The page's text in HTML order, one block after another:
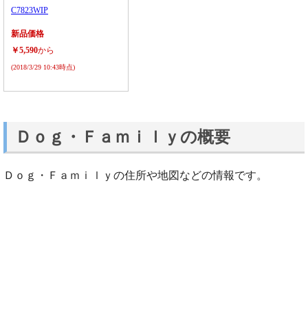
C7823WIP
新品価格
￥5,590から
(2018/3/29 10:43時点)
Ｄｏｇ・Ｆａｍｉｌｙの概要
Ｄｏｇ・Ｆａｍｉｌｙの住所や地図などの情報です。